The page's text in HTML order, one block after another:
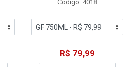
Código: 4018
R$ 79,99